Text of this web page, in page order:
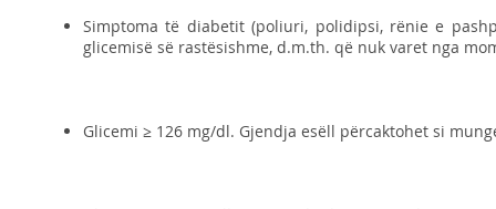
Simptoma të diabetit (poliuri, polidipsi, rënie e
glicemisë së rastësishme, d.m.th. që nuk varet nga
Glicemi ≥ 126 mg/dl. Gjendja esëll përcaktohet si